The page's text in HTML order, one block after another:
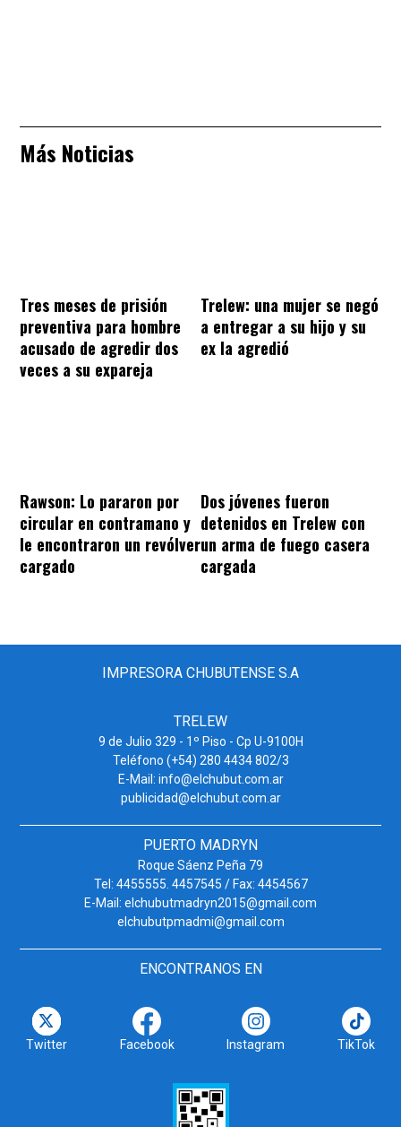
Más Noticias
Tres meses de prisión
preventiva para hombre
acusado de agredir dos
veces a su expareja
Trelew: una mujer se negó
a entregar a su hijo y su
ex la agredió
Rawson: Lo pararon por
circular en contramano y
le encontraron un revólver
cargado
Dos jóvenes fueron
detenidos en Trelew con
un arma de fuego casera
cargada
IMPRESORA CHUBUTENSE S.A
TRELEW
9 de Julio 329 - 1º Piso - Cp U-9100H
Teléfono (+54) 280 4434 802/3
E-Mail: info@elchubut.com.ar
publicidad@elchubut.com.ar
PUERTO MADRYN
Roque Sáenz Peña 79
Tel: 4455555. 4457545 / Fax: 4454567
E-Mail: elchubutmadryn2015@gmail.com
elchubutpmadmi@gmail.com
ENCONTRANOS EN
Twitter Facebook Instagram TikTok